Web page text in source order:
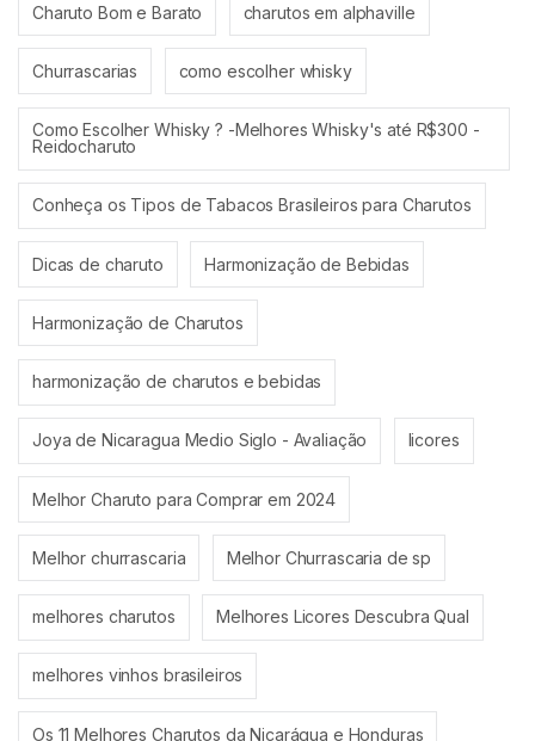
Charuto Bom e Barato charutos em alphaville
Churrascarias como escolher whisky
Como Escolher Whisky ? -Melhores Whisky's até R$300 -
Reidocharuto
Conheça os Tipos de Tabacos Brasileiros para Charutos
Dicas de charuto Harmonização de Bebidas
Harmonização de Charutos
harmonização de charutos e bebidas
Joya de Nicaragua Medio Siglo - Avaliação licores
Melhor Charuto para Comprar em 2024
Melhor churrascaria Melhor Churrascaria de sp
melhores charutos Melhores Licores Descubra Qual
melhores vinhos brasileiros
Os 11 Melhores Charutos da Nicarágua e Honduras